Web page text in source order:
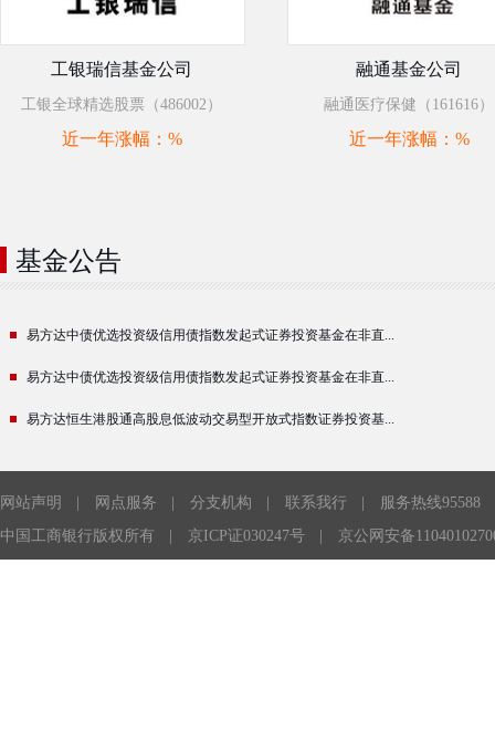
工银瑞信基金公司
工银全球精选股票（486002）
近一年涨幅： %
融通基金公司
融通医疗保健（161616）
近一年涨幅： %
基金公告
易方达中债优选投资级信用债指数发起式证券投资基金在非直...
易方达中债优选投资级信用债指数发起式证券投资基金在非直...
易方达恒生港股通高股息低波动交易型开放式指数证券投资基...
网站声明 网点服务 分支机构 联系我行
服务热线95588
中国工商银行版权所有
京ICP证030247号 京公网安备